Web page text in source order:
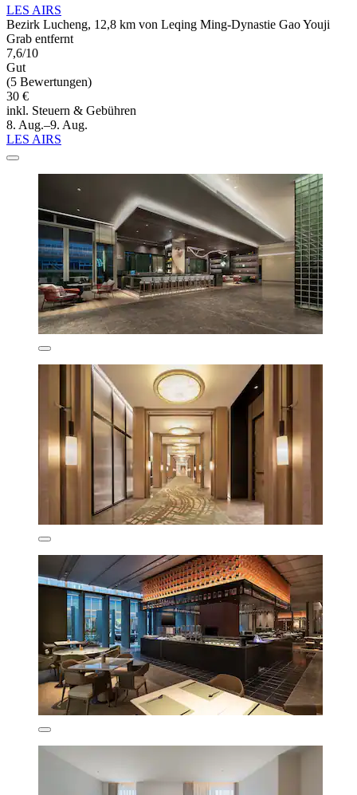
LES AIRS
Bezirk Lucheng, 12,8 km von Leqing Ming-Dynastie Gao Youji
Grab entfernt
7,6/10
Gut
(5 Bewertungen)
30 €
inkl. Steuern & Gebühren
8. Aug.–9. Aug.
LES AIRS